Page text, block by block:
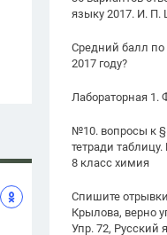
языку 2017. И. П.
Средний балл
2017 году?
Лабораторная 1.
№10. вопросы к
тетради
8 класс химия
Спишите
Крылова, верно
Упр. 72, Русский